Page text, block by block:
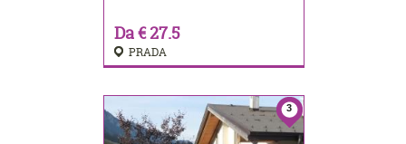
Da € 27.5
PRADA
3